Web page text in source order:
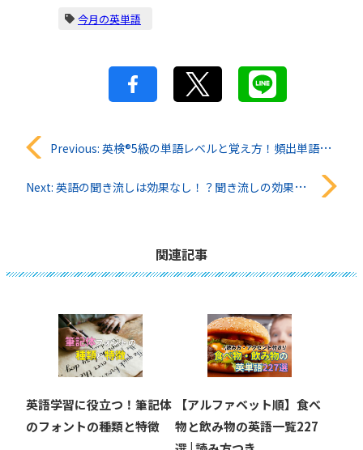
今月の英単語
投
稿
ョ
ン
Previous: 英検®︎5級の単語レベルと覚え方！頻出単語一覧・おすすめ単語集も紹介
Next: 英語の聞き流しは効果なし！？聞き流しの効果とリスニング上達のコツ
関連記事
英語学習に役立つ！筆記体
のフォントの種類と特徴
【アルファベット順】食べ
物と飲み物の英語一覧227